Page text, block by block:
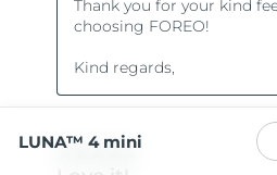
LUNA™ 4 mini